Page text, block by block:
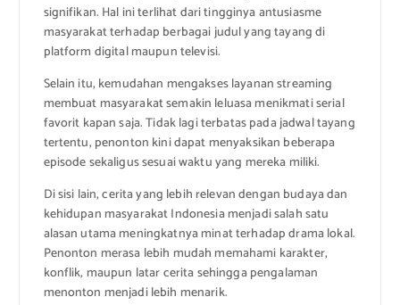
signifikan. Hal ini terlihat dari tingginya antusiasme
masyarakat terhadap berbagai judul yang tayang di
platform digital maupun televisi.
Selain itu, kemudahan mengakses layanan streaming
membuat masyarakat semakin leluasa menikmati serial
favorit kapan saja. Tidak lagi terbatas pada jadwal tayang
tertentu, penonton kini dapat menyaksikan beberapa
episode sekaligus sesuai waktu yang mereka miliki.
Di sisi lain, cerita yang lebih relevan dengan budaya dan
kehidupan masyarakat Indonesia menjadi salah satu
alasan utama meningkatnya minat terhadap drama lokal.
Penonton merasa lebih mudah memahami karakter,
konflik, maupun latar cerita sehingga pengalaman
menonton menjadi lebih menarik.